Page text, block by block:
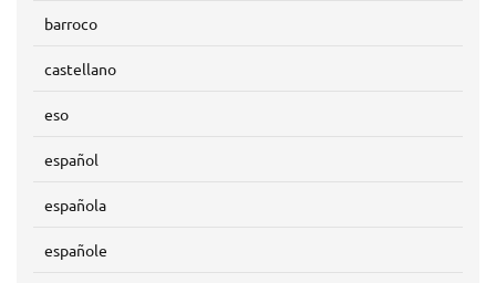
barroco
castellano
eso
español
española
españole